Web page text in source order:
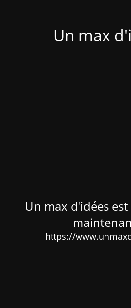
Un max
Un max d'idées
https://